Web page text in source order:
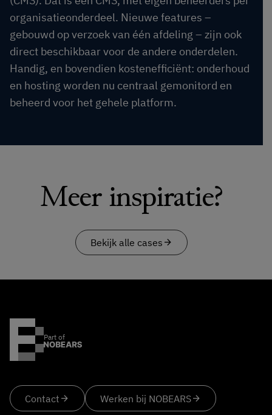
organisatieonderdeel. Nieuwe features –
gebouwd op verzoek van één afdeling – zijn ook
direct beschikbaar voor de andere onderdelen.
Handig, en bovendien kostenefficiënt: onderhoud
en hosting worden nu centraal gemonitord en
beheerd voor het gehele platform.
Meer inspiratie?
Bekijk alle cases arrow_forward
Part of
Contact arrow_forward Werken bij NOBEARSarrow_forward